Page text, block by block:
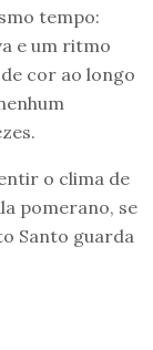
tempo:
e um ritmo
cor ao longo
o clima de
pomerano, se
Santo guarda